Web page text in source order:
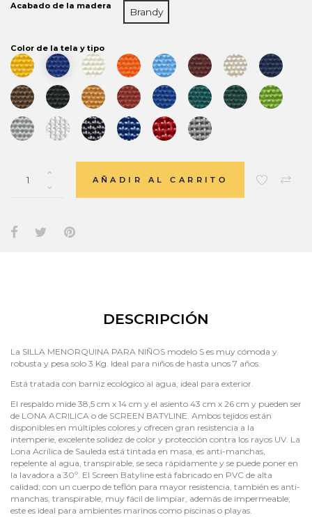
Acabado de la madera
Brandy
Color de la tela y tipo
AÑADIR AL CARRITO
DESCRIPCIÓN
La SILLA MENORQUINA PARA NIÑOS modelo S es muy cómoda y
robusta y pesa solo 3 Kg. Ideal para niños de hasta unos 7 años.
Está tratada con barniz ecológico al agua, ideal para exterior.
El respaldo mide 38,5 cm x 14 cm y el asiento 43 cm x 26 cm y pueden ser
de LONA ACRILICA o de SCREEN BATYLINE. Ambos tejidos están
disponibles en múltiples colores y ofrecen gran resistencia a la
intemperie, excelente solidez de color y protección contra los rayos UV. La
Lona Acrílica de Sauleda está tintada en masa, es anti-manchas,
repelente al agua, transpirable, se seca rápidamente y se puede poner en
la lavadora a 30º. El Screen Batyline está fabricado en PVC de alta
calidad; con un cuerpo de teflón para mayor resistencia, también es anti-
manchas, transpirable, muy fácil de limpiar, además de impermeable;
este es ideal para ambientes marinos como piscinas o playas.